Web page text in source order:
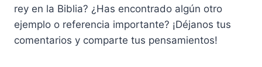
rey en la Biblia? ¿Has encontrado algún otro
ejemplo o referencia importante? ¡Déjanos tus
comentarios y comparte tus pensamientos!